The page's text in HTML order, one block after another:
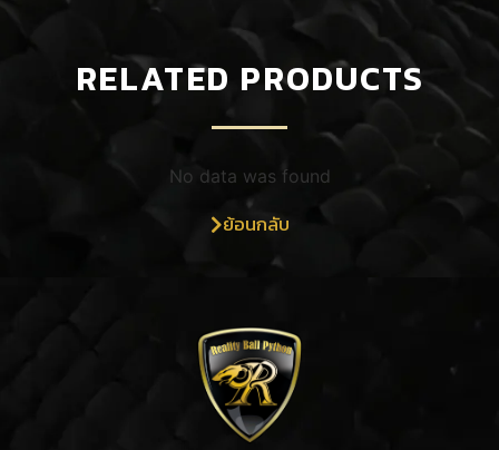
RELATED PRODUCTS
No data was found
ย้อนกลับ